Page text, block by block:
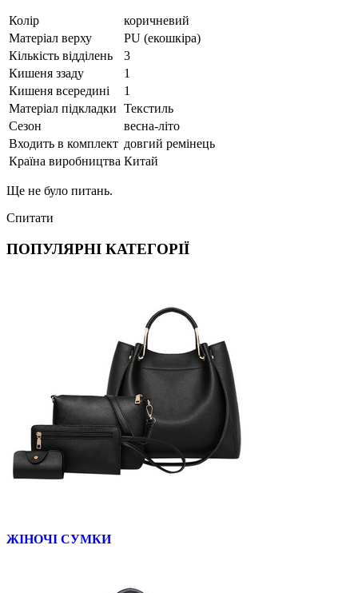
Колір
коричневий
Матеріал верху
PU (екошкіра)
Кількість відділень
3
Кишеня ззаду
1
Кишеня всередині
1
Матеріал підкладки Текстиль
Сезон
весна-літо
Входить в комплект довгий ремінець
Країна виробництва Китай
Ще не було питань.
Спитати
ПОПУЛЯРНІ КАТЕГОРІЇ
ЖІНОЧІ СУМКИ